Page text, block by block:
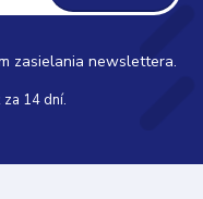
zasielania newslettera.
14 dní.